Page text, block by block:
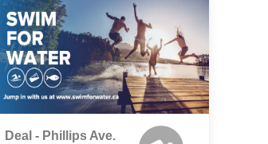
Deal - Phillips Ave.